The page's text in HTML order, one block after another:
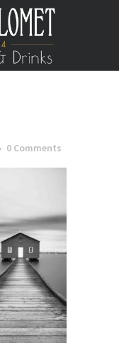
0 Comments